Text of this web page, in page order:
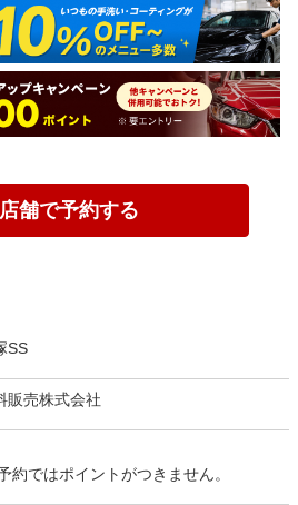
舗で予約する
SS
販売株式会社
約ではポイントがつきません。